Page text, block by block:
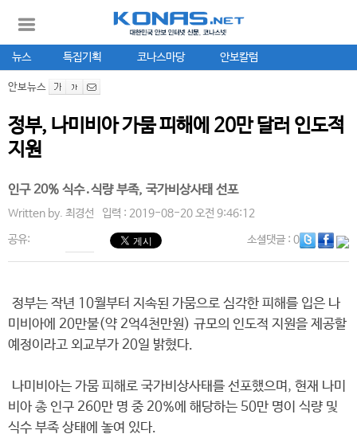
뉴스 특집기획 코나스마당 안보칼럼
안보뉴스
정부, 나미비아 가뭄 피해에 20만 달러 인도적
지원
인구 20% 식수․식량 부족, 국가비상사태 선포
Written by. 최경선 입력 : 2019-08-20 오전 9:46:12
공유: 소셜댓글: 0
정부는 작년 10월부터 지속된 가뭄으로 심각한 피해를 입은 나
미비아에 20만불(약 2억4천만원) 규모의 인도적 지원을 제공할
예정이라고 외교부가 20일 밝혔다.
나미비아는 가뭄 피해로 국가비상사태를 선포했으며, 현재 나미
비아 총 인구 260만 명 중 20%에 해당하는 50만 명이 식량 및
식수 부족 상태에 놓여 있다.